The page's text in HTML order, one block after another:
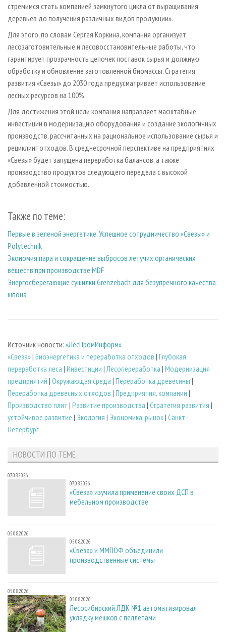
стремимся стать компанией замкнутого цикла от выращивания
деревьев до получения различных видов продукции».
Для этого, по словам Сергея Коркина, компания организует
лесозаготовительные и лесовосстановительные работы, что
гарантирует прозрачность цепочек поставок сырья и должную
обработку и обновление заготовленной биомассы. Стратегия
развития «Свезы» до 2030 года предусматривает использование
лесных ресурсов на 100%.
Для достижения этой цели компания направляет масштабные
инвестиции в модернизацию оборудования и создание экологичных
производств, рассчитанных на рациональное использование сырья и
рециклинг отходов. В среднесрочной перспективе на предприятиях
«Свезы» будет запущена переработка балансов, а также
производство продуктов следующего передела с высокой
добавленной стоимостью.
Также по теме:
Первые в зеленой энергетике. Успешное сотрудничество «Свезы» и
Polytechnik
Экономия пара и сокращение выбросов летучих органических
веществ при производстве MDF
Энергосберегающие сушилки Grenzebach для безупречного качества
шпона
Источник новости: «ЛесПромИнформ»
«Свеза»| Биoэнергетика и переработка отходов | Глубокая
переработка леса | Инвестиции | Лесопереработка | Модернизация
предприятий | Окружающая среда | Переработка древесины |
Переработка древесных отходов | Предприятия, компании |
Производство плит | Развитие производства | Стратегия развития |
устойчивое развитие | Экология | Экономика, рынок| Санкт-
Петербург
НОВОСТИ ПО ТЕМЕ
07.08.2026
07.08.2026
«Свеза» изучила применение своих ДСП в
мебельном производстве
05.08.2026
05.08.2026
«Свеза» и ММПОФ объединили
производственные системы
05.08.2026
05.08.2026
Лесосибирский ЛДК №1 автоматизировал
укладку мешков с пеллетами